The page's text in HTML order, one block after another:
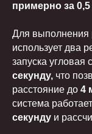
примерно за
Для выполнения
использует два
запуска угловая
секунду, что
расстояние до 4
система
секунду и